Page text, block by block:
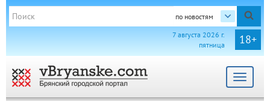
по новостям
18+
7 августа 2026 г.
пятница
Toggle